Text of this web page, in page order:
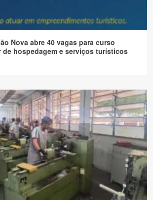
Nova abre 40 vagas para curso
hospedagem e serviços turísticos